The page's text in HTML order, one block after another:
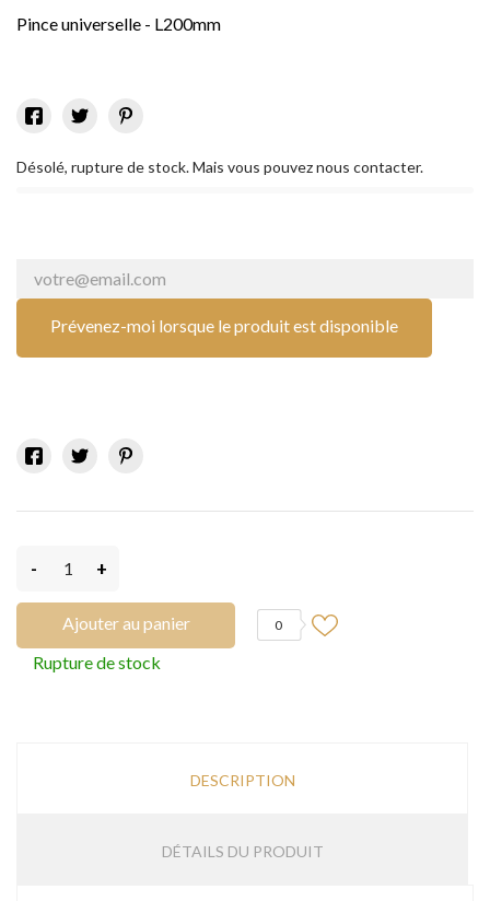
Pince universelle - L200mm
Désolé, rupture de stock. Mais vous pouvez nous contacter.
Prévenez-moi lorsque le produit est disponible
- +
Ajouter au panier 0
Rupture de stock
DESCRIPTION
DÉTAILS DU PRODUIT